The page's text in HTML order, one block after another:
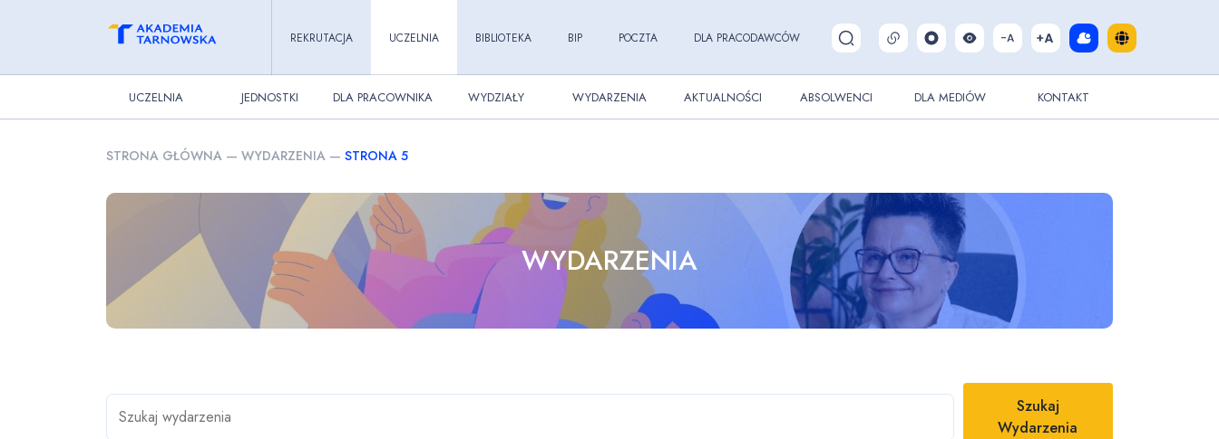
REKRUTACJA UCZELNIA BIBLIOTEKA BIP POCZTA DLA PRACODAWCÓW Pokaż/ukryj wyszukiwarkę
UCZELNIA JEDNOSTKI DLA PRACOWNIKA WYDZIAŁY WYDARZENIA AKTUALNOŚCI ABSOLWENCI DLA MEDIÓW KONTAKT
STRONA GŁÓWNA — WYDARZENIA — STRONA 5
WYDARZENIA
Szukaj
Wydarzenia